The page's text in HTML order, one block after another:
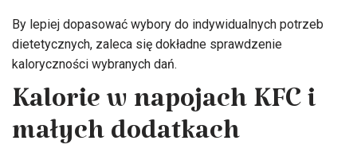
By lepiej dopasować wybory do indywidualnych potrzeb
dietetycznych, zaleca się dokładne sprawdzenie
kaloryczności wybranych dań.
Kalorie w napojach KFC i
małych dodatkach